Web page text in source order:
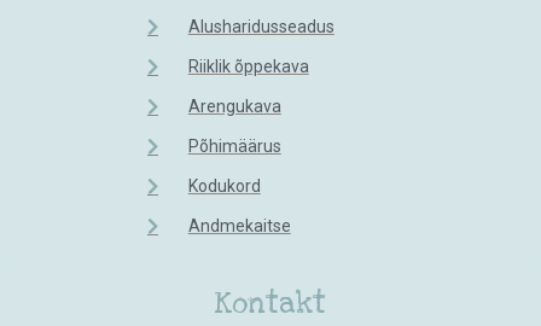
Alusharidusseadus
Riiklik õppekava
Arengukava
Põhimäärus
Kodukord
Andmekaitse
Kontakt